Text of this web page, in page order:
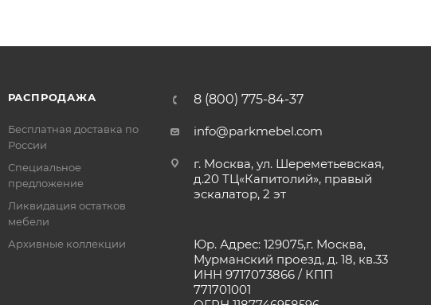
РАСПРОДАЖА
Бесплатная доставка по
России
Специальное
предложение
Ликвидация остатков
мебели
Архивные коллекции
8 (800) 775-84-37
info@parkmebel.com
г. Москва, ул. Шереметьевская,
д.20 ТЦ«Капитолий», правый
эскалатор, 2 эт
Юр. Адрес: 129075,г. Москва,
Мурманский проезд, д. 18, кв.33
ИНН 9717073866 / КПП
771701001